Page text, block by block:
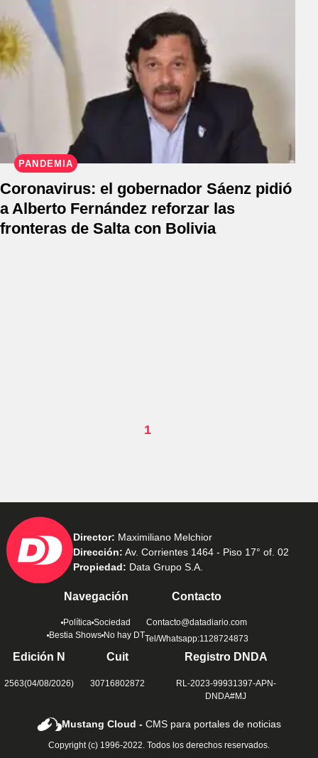
PANDEMIA
Coronavirus: el gobernador Sáenz pidió
a Alberto Fernández reforzar las
fronteras de Salta con Bolivia
1
Director: Maximiliano Melchior
Dirección: Av. Corrientes 1464 - Piso 17° of. 02
Propiedad: Data Grupo S.A.
Navegación
Política Sociedad
Bestia Shows No hay DT
Contacto
Contacto@datadiario.com
Tel/Whatsapp:1128724873
Edición N
2563(04/08/2026)
Cuit
30716802872
Registro DNDA
RL-2023-99931397-APN-
DNDA#MJ
Mustang Cloud -CMS para portales de noticias
Copyright (c) 1996-2022. Todos los derechos reservados.